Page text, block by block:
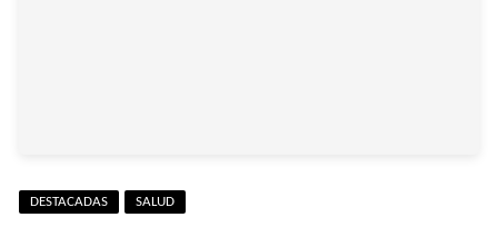
DESTACADAS SALUD